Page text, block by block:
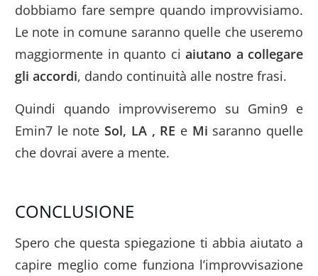
dobbiamo fare sempre quando improvvisiamo.
Le note in comune saranno quelle che useremo
maggiormente in quanto ci aiutano a collegare
gli accordi, dando continuità alle nostre frasi.
Quindi quando improvviseremo su Gmin9 e
Emin7 le noteSol, LA , RE eMi saranno quelle
che dovrai avere a mente.
CONCLUSIONE
Spero che questa spiegazione ti abbia aiutato a
capire meglio come funziona l’improvvisazione